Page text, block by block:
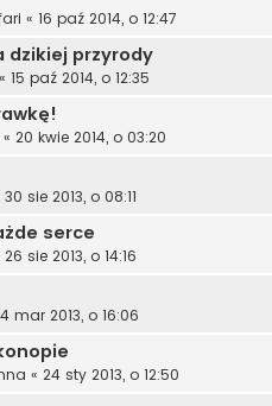
« 16 paź 2014, o 12:47
dzikiej przyrody
« 15 paź 2014, o 12:35
« 20 kwie 2014, o 03:20
30 sie 2013, o 08:11
serce
26 sie 2013, o 14:16
4 mar 2013, o 16:06
« 24 sty 2013, o 12:50